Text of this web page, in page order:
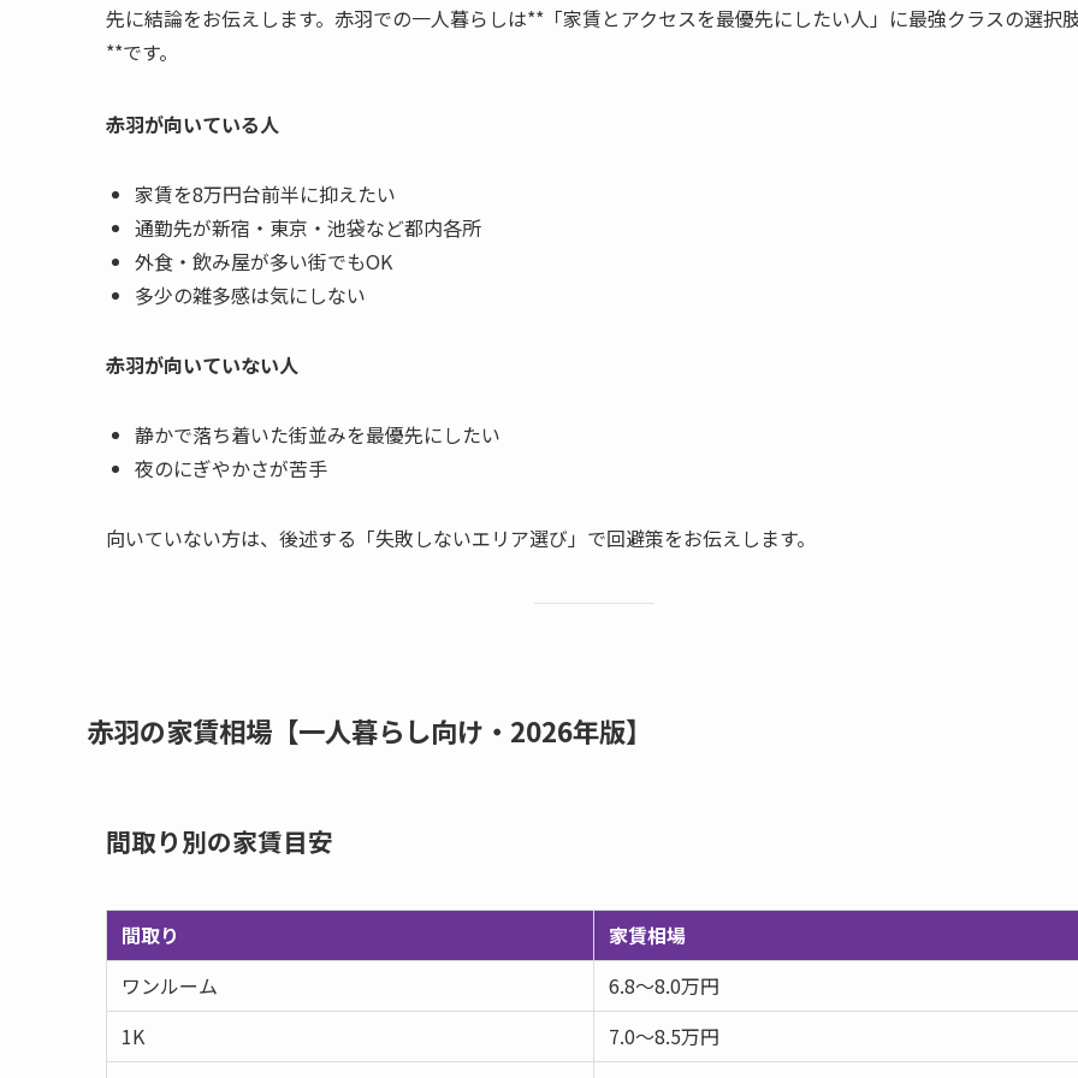
先に結論をお伝えします。赤羽での一人暮らしは**「家賃とアクセスを最優先にしたい人」に最強クラスの選択
**です。
赤羽が向いている人
家賃を8万円台前半に抑えたい
通勤先が新宿・東京・池袋など都内各所
外食・飲み屋が多い街でもOK
多少の雑多感は気にしない
赤羽が向いていない人
静かで落ち着いた街並みを最優先にしたい
夜のにぎやかさが苦手
向いていない方は、後述する「失敗しないエリア選び」で回避策をお伝えします。
赤羽の家賃相場【一人暮らし向け・2026年版】
間取り別の家賃目安
間取り
家賃相場
ワンルーム
6.8〜8.0万円
1K
7.0〜8.5万円